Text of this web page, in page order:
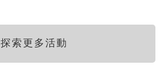
探索更多活動